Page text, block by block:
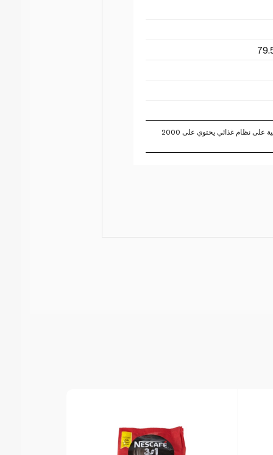
تستند النسبة المئوية للقيم اليومية على نظام غذائي يحتوي على 2000